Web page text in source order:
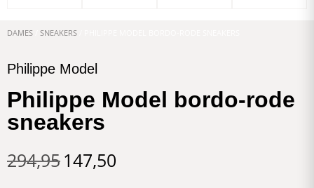
DAMES SNEAKERS
Philippe Model
Philippe Model bordo-rode
sneakers
294,95147,50